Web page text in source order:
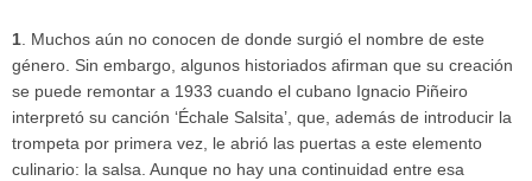
1. Muchos aún no conocen de donde surgió el nombre de este
género. Sin embargo, algunos historiados afirman que su creación
se puede remontar a 1933 cuando el cubano Ignacio Piñeiro
interpretó su canción ‘Échale Salsita’, que, además de introducir la
trompeta por primera vez, le abrió las puertas a este elemento
culinario: la salsa. Aunque no hay una continuidad entre esa